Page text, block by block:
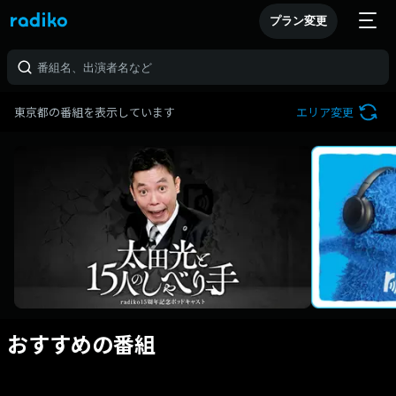
プラン変更
東京都の番組を表示しています エリア変更
おすすめの番組